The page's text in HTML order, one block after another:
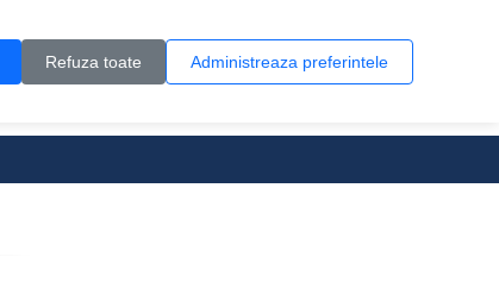
Refuza toate Administreaza preferintele
0 produs(e)